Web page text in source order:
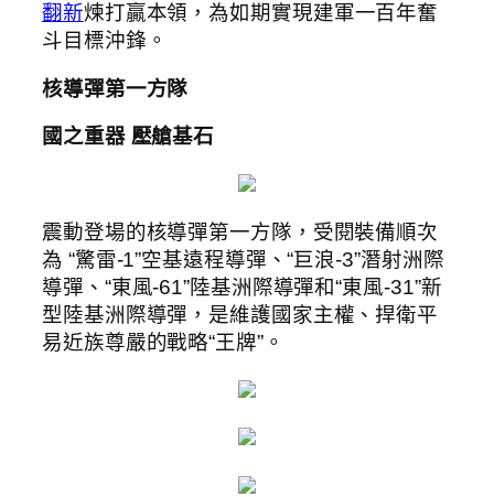
翻新煉打贏本領，為如期實現建軍一百年奮
斗目標沖鋒。
核導彈第一方隊
國之重器 壓艙基石
震動登場的核導彈第一方隊，受閱裝備順次
為 “驚雷-1”空基遠程導彈、“巨浪-3”潛射洲際
導彈、“東風-61”陸基洲際導彈和“東風-31”新
型陸基洲際導彈，是維護國家主權、捍衛平
易近族尊嚴的戰略“王牌”。